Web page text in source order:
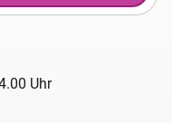
Uhr